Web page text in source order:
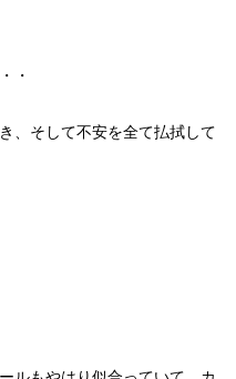
・
、そして不安を全て払拭して